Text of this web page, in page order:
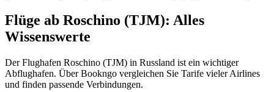
Flüge ab Roschino (TJM): Alles
Wissenswerte
Der Flughafen Roschino (TJM) in Russland ist ein wichtiger
Abflughafen. Über Bookngo vergleichen Sie Tarife vieler Airlines
und finden passende Verbindungen.